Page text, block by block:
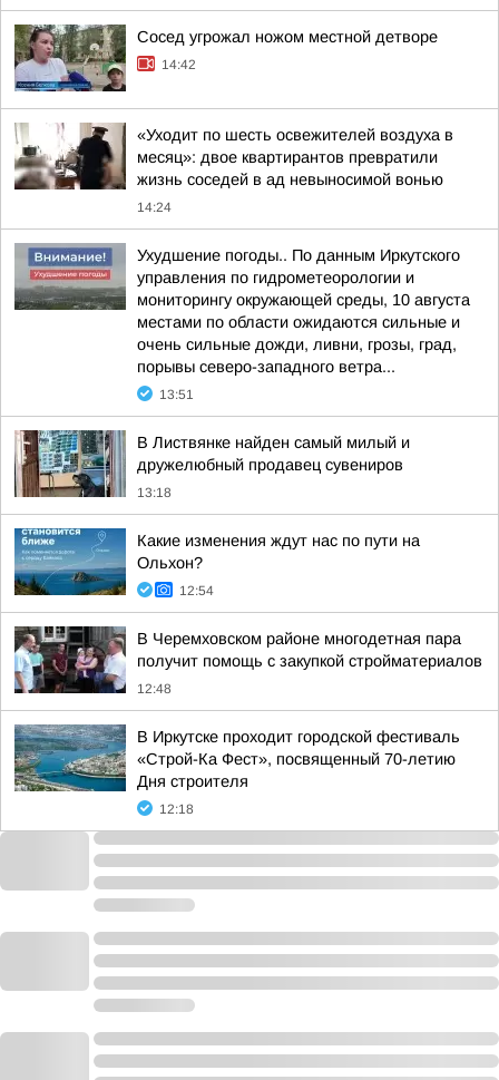
Сосед угрожал ножом местной детворе
14:42
«Уходит по шесть освежителей воздуха в
месяц»: двое квартирантов превратили
жизнь соседей в ад невыносимой вонью
14:24
Ухудшение погоды.. По данным Иркутского
управления по гидрометеорологии и
мониторингу окружающей среды, 10 августа
местами по области ожидаются сильные и
очень сильные дожди, ливни, грозы, град,
порывы северо-западного ветра...
13:51
В Листвянке найден самый милый и
дружелюбный продавец сувениров
13:18
Какие изменения ждут нас по пути на
Ольхон?
12:54
В Черемховском районе многодетная пара
получит помощь с закупкой стройматериалов
12:48
В Иркутске проходит городской фестиваль
«Строй-Ка Фест», посвященный 70-летию
Дня строителя
12:18